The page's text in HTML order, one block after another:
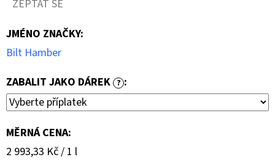
ZEPTAT SE
JMÉNO ZNAČKY:
Bilt Hamber
ZABALIT JAKO DÁREK ? :
MĚRNÁ CENA:
Měrná
2 993,33 Kč / 1 l